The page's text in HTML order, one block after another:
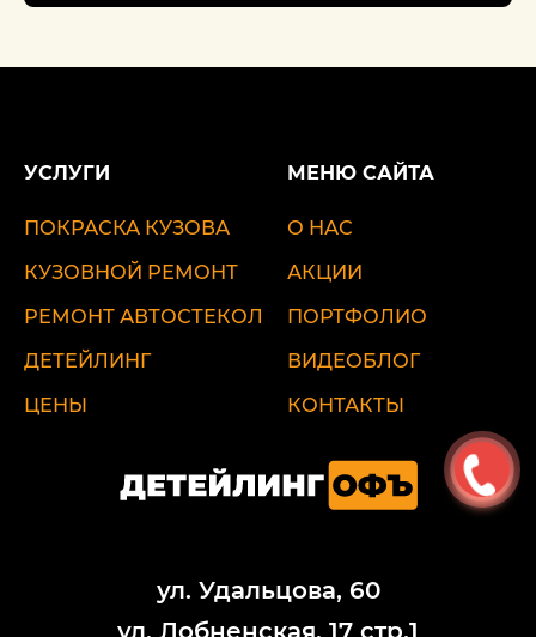
УСЛУГИ
ПОКРАСКА КУЗОВА
КУЗОВНОЙ РЕМОНТ
РЕМОНТ АВТОСТЕКОЛ
ДЕТЕЙЛИНГ
ЦЕНЫ
МЕНЮ САЙТА
О НАС
АКЦИИ
ПОРТФОЛИО
ВИДЕОБЛОГ
КОНТАКТЫ
ул. Удальцова, 60
ул. Лобненская, 17 стр.1